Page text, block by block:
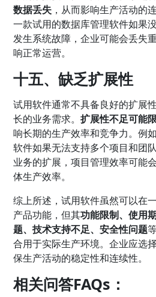
数据丢失 ，从而影响生产活动的
一款试用的数据库管理软件如果
发生系统故障，企业可能会丢失
响正常运营。
十五、缺乏扩展性
试用软件通常不具备良好的扩展
长的业务需求。扩展性不足可能
响长期的生产效率和竞争力。例
软件如果无法支持多个项目和团
业务的扩展，项目管理效率可能
体生产效率。
综上所述，试用软件虽然可以在
产品功能，但其功能限制、使用
题、技术支持不足、安全性问题
合用于实际生产环境。企业应选
保生产活动的稳定性和连续性。
相关问答FAQs：